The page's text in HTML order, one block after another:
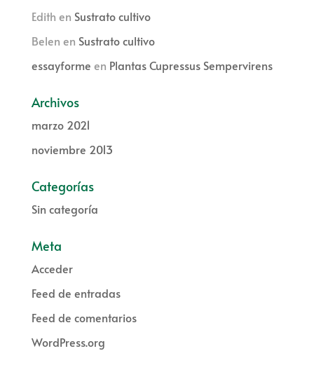
Edith en Sustrato cultivo
Belen en Sustrato cultivo
essayforme en Plantas Cupressus Sempervirens
Archivos
marzo 2021
noviembre 2013
Categorías
Sin categoría
Meta
Acceder
Feed de entradas
Feed de comentarios
WordPress.org